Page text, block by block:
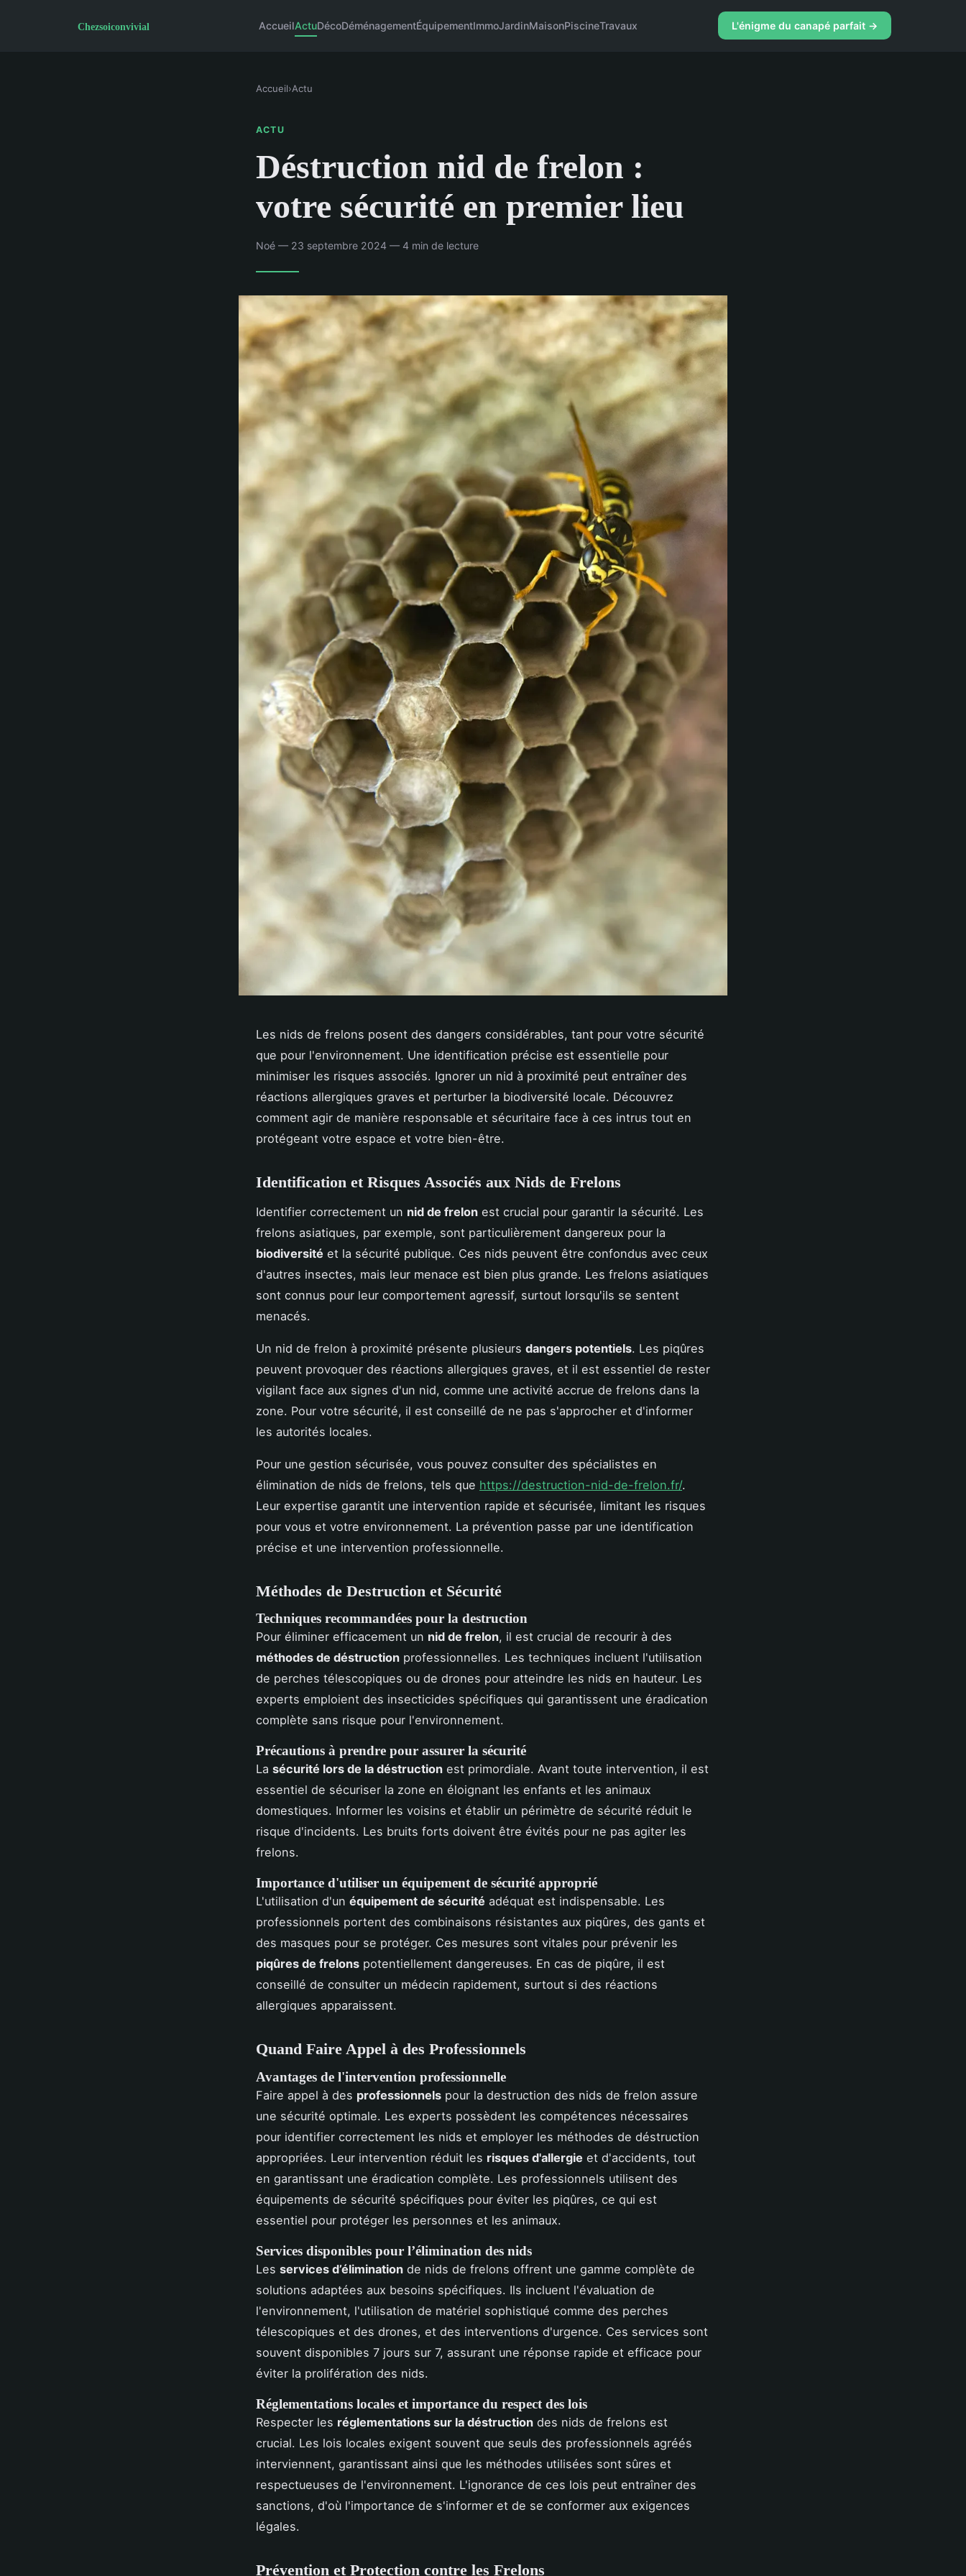
AccueilActuDécoDéménagementÉquipementImmoJardinMaisonPiscineTravaux L'énigme du canapé parfait →
Accueil›Actu
ACTU
Déstruction nid de frelon :
votre sécurité en premier lieu
Noé — 23 septembre 2024 — 4 min de lecture
Les nids de frelons posent des dangers considérables, tant pour votre sécurité
que pour l'environnement. Une identification précise est essentielle pour
minimiser les risques associés. Ignorer un nid à proximité peut entraîner des
réactions allergiques graves et perturber la biodiversité locale. Découvrez
comment agir de manière responsable et sécuritaire face à ces intrus tout en
protégeant votre espace et votre bien-être.
Identification et Risques Associés aux Nids de Frelons
Identifier correctement un nid de frelon est crucial pour garantir la sécurité. Les
frelons asiatiques, par exemple, sont particulièrement dangereux pour la
biodiversité et la sécurité publique. Ces nids peuvent être confondus avec ceux
d'autres insectes, mais leur menace est bien plus grande. Les frelons asiatiques
sont connus pour leur comportement agressif, surtout lorsqu'ils se sentent
menacés.
Un nid de frelon à proximité présente plusieurs dangers potentiels. Les piqûres
peuvent provoquer des réactions allergiques graves, et il est essentiel de rester
vigilant face aux signes d'un nid, comme une activité accrue de frelons dans la
zone. Pour votre sécurité, il est conseillé de ne pas s'approcher et d'informer
les autorités locales.
Pour une gestion sécurisée, vous pouvez consulter des spécialistes en
élimination de nids de frelons, tels que https://destruction-nid-de-frelon.fr/.
Leur expertise garantit une intervention rapide et sécurisée, limitant les risques
pour vous et votre environnement. La prévention passe par une identification
précise et une intervention professionnelle.
Méthodes de Destruction et Sécurité
Techniques recommandées pour la destruction
Pour éliminer efficacement un nid de frelon, il est crucial de recourir à des
méthodes de déstruction professionnelles. Les techniques incluent l'utilisation
de perches télescopiques ou de drones pour atteindre les nids en hauteur. Les
experts emploient des insecticides spécifiques qui garantissent une éradication
complète sans risque pour l'environnement.
Précautions à prendre pour assurer la sécurité
La sécurité lors de la déstruction est primordiale. Avant toute intervention, il est
essentiel de sécuriser la zone en éloignant les enfants et les animaux
domestiques. Informer les voisins et établir un périmètre de sécurité réduit le
risque d'incidents. Les bruits forts doivent être évités pour ne pas agiter les
frelons.
Importance d'utiliser un équipement de sécurité approprié
L'utilisation d'un équipement de sécurité adéquat est indispensable. Les
professionnels portent des combinaisons résistantes aux piqûres, des gants et
des masques pour se protéger. Ces mesures sont vitales pour prévenir les
piqûres de frelons potentiellement dangereuses. En cas de piqûre, il est
conseillé de consulter un médecin rapidement, surtout si des réactions
allergiques apparaissent.
Quand Faire Appel à des Professionnels
Avantages de l'intervention professionnelle
Faire appel à des professionnels pour la destruction des nids de frelon assure
une sécurité optimale. Les experts possèdent les compétences nécessaires
pour identifier correctement les nids et employer les méthodes de déstruction
appropriées. Leur intervention réduit les risques d'allergie et d'accidents, tout
en garantissant une éradication complète. Les professionnels utilisent des
équipements de sécurité spécifiques pour éviter les piqûres, ce qui est
essentiel pour protéger les personnes et les animaux.
Services disponibles pour l’élimination des nids
Les services d’élimination de nids de frelons offrent une gamme complète de
solutions adaptées aux besoins spécifiques. Ils incluent l'évaluation de
l'environnement, l'utilisation de matériel sophistiqué comme des perches
télescopiques et des drones, et des interventions d'urgence. Ces services sont
souvent disponibles 7 jours sur 7, assurant une réponse rapide et efficace pour
éviter la prolifération des nids.
Réglementations locales et importance du respect des lois
Respecter les réglementations sur la déstruction des nids de frelons est
crucial. Les lois locales exigent souvent que seuls des professionnels agréés
interviennent, garantissant ainsi que les méthodes utilisées sont sûres et
respectueuses de l'environnement. L'ignorance de ces lois peut entraîner des
sanctions, d'où l'importance de s'informer et de se conformer aux exigences
légales.
Prévention et Protection contre les Frelons